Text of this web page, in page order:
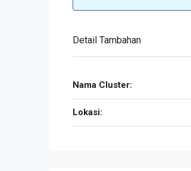
Detail Tambahan
Nama Cluster:
Lokasi: